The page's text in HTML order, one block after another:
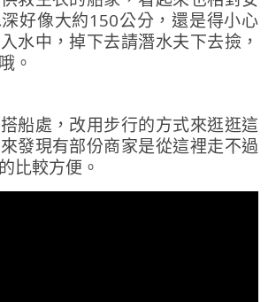
好像大約150公分，還是得小心
水中，掉下去請潛水夫下去撿，
。
船處，改用步行的方式來逛逛這
發現有部份商家是從這裡走不過
比較方便。